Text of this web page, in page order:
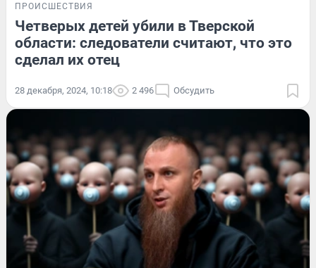
ПРОИСШЕСТВИЯ
Четверых детей убили в Тверской
области: следователи считают, что это
сделал их отец
28 декабря, 2024, 10:18 2 496 Обсудить